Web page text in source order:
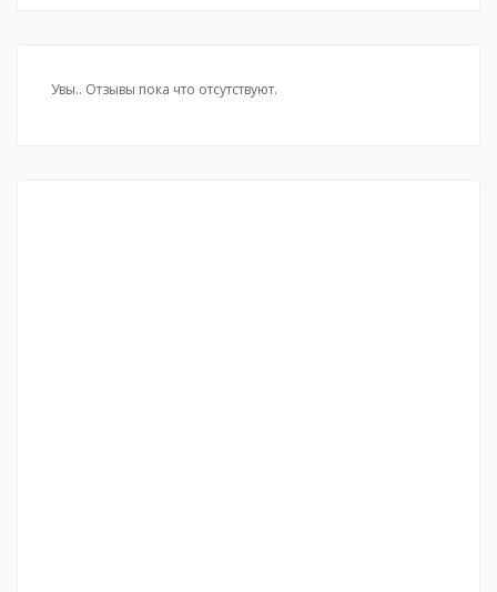
Увы.. Отзывы пока что отсутствуют.